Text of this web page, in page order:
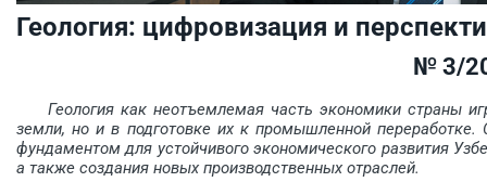
Геология: цифровизация и
№ 3/
Геология как неотъемлемая часть экономики страны
земли, но и в подготовке их к промышленной
фундаментом для устойчивого экономического развития
а также создания новых производственных отраслей.